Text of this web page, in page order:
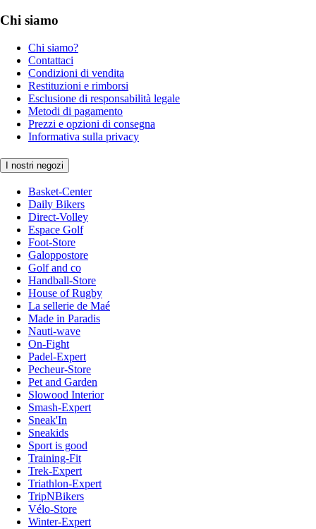
Chi siamo
Chi siamo?
Contattaci
Condizioni di vendita
Restituzioni e rimborsi
Esclusione di responsabilità legale
Metodi di pagamento
Prezzi e opzioni di consegna
Informativa sulla privacy
I nostri negozi
Basket-Center
Daily Bikers
Direct-Volley
Espace Golf
Foot-Store
Galoppostore
Golf and co
Handball-Store
House of Rugby
La sellerie de Maé
Made in Paradis
Nauti-wave
On-Fight
Padel-Expert
Pecheur-Store
Pet and Garden
Slowood Interior
Smash-Expert
Sneak'In
Sneakids
Sport is good
Training-Fit
Trek-Expert
Triathlon-Expert
TripNBikers
Vélo-Store
Winter-Expert